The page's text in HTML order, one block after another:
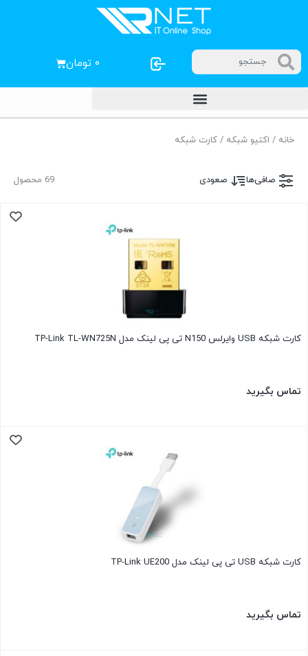
۰ تومان
خانه / اکتیو شبکه / کارت شبکه
69 محصول صافی‌ها صعودی
کارت شبکه USB وایرلس N150 تی پی لینک مدل TP-Link TL-WN725N
تماس بگیرید
کارت شبکه USB تی پی لینک مدل TP-Link UE200
تماس بگیرید